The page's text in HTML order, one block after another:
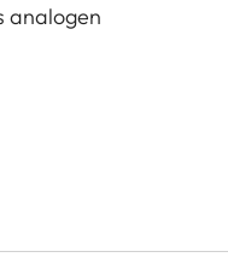
analogen